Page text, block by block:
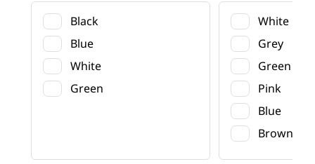
Black
Blue
White
Green
White
Grey
Green
Pink
Blue
Brown